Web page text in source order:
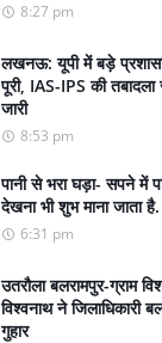
8:27 pm
लखनऊ: यूपी में बड़े
पूरी, IAS-IPS की
जारी
8:53 pm
पानी से भरा घड़ा- सपने में
देखना भी शुभ माना जाता
6:31 pm
उतरौला बलरामपुर-ग्राम
विश्वनाथ ने जिलाधिकारी
गुहार